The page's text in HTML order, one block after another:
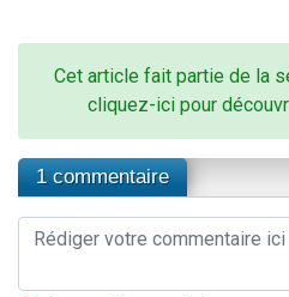
Cet article fait partie de la
cliquez-ici pour
1 commentaire